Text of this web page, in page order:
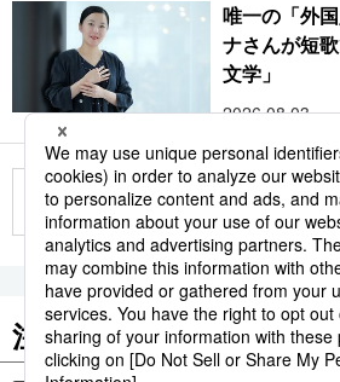
唯一の「外
ナさんが短
文学」
2026.08.03
もっと見る
注目のキーワード